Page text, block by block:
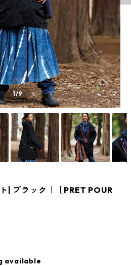
1/9
| ブラック｜［PRET POUR
available